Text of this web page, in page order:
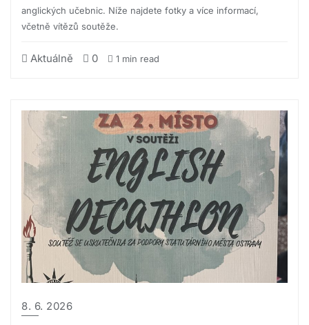
anglických učebnic. Níže najdete fotky a více informací,
včetně vítězů soutěže.
Aktuálně 0 1 min read
8. 6. 2026